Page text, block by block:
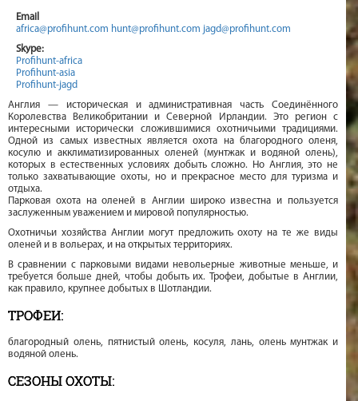
Email
africa@profihunt.com hunt@profihunt.com jagd@profihunt.com
Skype:
Profihunt-africa
Profihunt-asia
Profihunt-jagd
Англия — историческая и административная часть Соединённого
Королевства Великобритании и Северной Ирландии. Это регион с
интересными исторически сложившимися охотничьими традициями.
Одной из самых известных является охота на благородного оленя,
косулю и акклиматизированных оленей (мунтжак и водяной олень),
которых в естественных условиях добыть сложно. Но Англия, это не
только захватывающие охоты, но и прекрасное место для туризма и
отдыха.
Парковая охота на оленей в Англии широко известна и пользуется
заслуженным уважением и мировой популярностью.
Охотничьи хозяйства Англии могут предложить охоту на те же виды
оленей и в вольерах, и на открытых территориях.
В сравнении с парковыми видами невольерные животные меньше, и
требуется больше дней, чтобы добыть их. Трофеи, добытые в Англии,
как правило, крупнее добытых в Шотландии.
ТРОФЕИ:
благородный олень, пятнистый олень, косуля, лань, олень мунтжак и
водяной олень.
СЕЗОНЫ ОХОТЫ: